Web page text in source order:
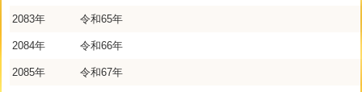
2083年 令和65年
2084年 令和66年
2085年 令和67年